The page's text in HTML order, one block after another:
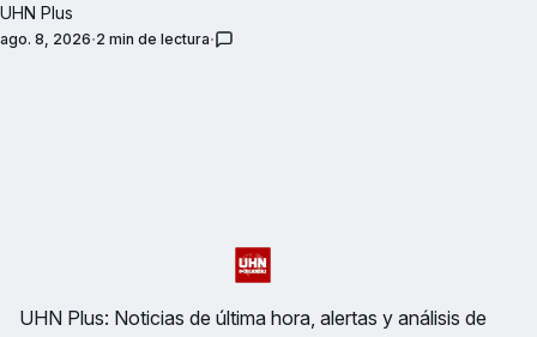
UHN Plus
ago. 8, 2026 2 min de lectura
UHN Plus: Noticias de última hora, alertas y análisis de